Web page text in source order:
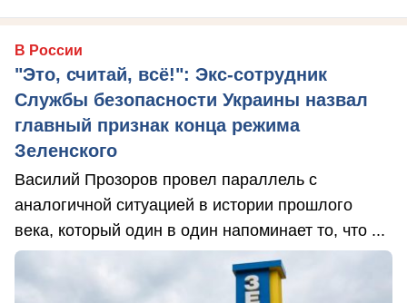
В России
"Это, считай, всё!": Экс-сотрудник
Службы безопасности Украины назвал
главный признак конца режима
Зеленского
Василий Прозоров провел параллель с
аналогичной ситуацией в истории прошлого
века, который один в один напоминает то, что ...